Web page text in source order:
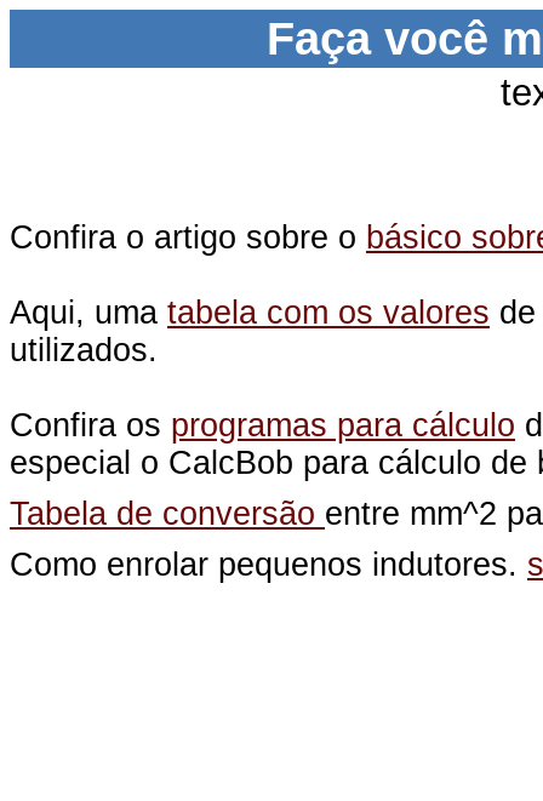
Faça você
Confira o artigo sobre o básico
Aqui, uma tabela com os valores
utilizados.
Confira os programas para cálculo
especial o CalcBob para cálculo de
Tabela de conversão entre mm^2
Como enrolar pequenos indutores.